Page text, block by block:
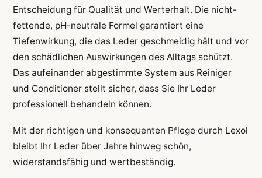
Entscheidung für Qualität und Werterhalt. Die nicht-
fettende, pH-neutrale Formel garantiert eine
Tiefenwirkung, die das Leder geschmeidig hält und vor
den schädlichen Auswirkungen des Alltags schützt.
Das aufeinander abgestimmte System aus Reiniger
und Conditioner stellt sicher, dass Sie Ihr Leder
professionell behandeln können.
Mit der richtigen und konsequenten Pflege durch Lexol
bleibt Ihr Leder über Jahre hinweg schön,
widerstandsfähig und wertbeständig.